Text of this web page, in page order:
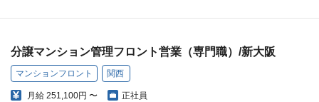
分譲マンション管理フロント営業（専門職）/新大阪
マンションフロント 関西
月給 251,100円 〜 正社員